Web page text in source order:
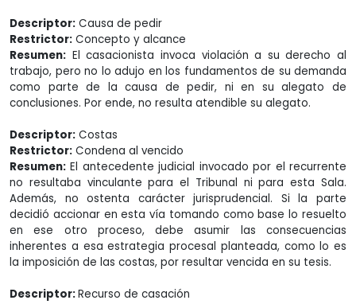
Descriptor: Causa de pedir
Restrictor: Concepto y alcance
Resumen: El casacionista invoca violación a su derecho al
trabajo, pero no lo adujo en los fundamentos de su demanda
como parte de la causa de pedir, ni en su alegato de
conclusiones. Por ende, no resulta atendible su alegato.
Descriptor: Costas
Restrictor: Condena al vencido
Resumen: El antecedente judicial invocado por el recurrente
no resultaba vinculante para el Tribunal ni para esta Sala.
Además, no ostenta carácter jurisprudencial. Si la parte
decidió accionar en esta vía tomando como base lo resuelto
en ese otro proceso, debe asumir las consecuencias
inherentes a esa estrategia procesal planteada, como lo es
la imposición de las costas, por resultar vencida en su tesis.
Descriptor:Recurso de casación